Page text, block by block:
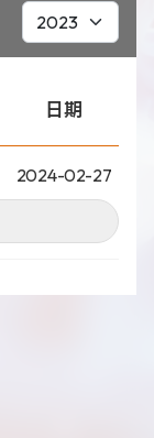
日期
2024-02-27